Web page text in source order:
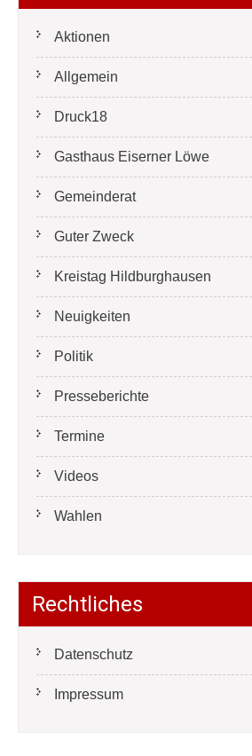
Aktionen
Allgemein
Druck18
Gasthaus Eiserner Löwe
Gemeinderat
Guter Zweck
Kreistag Hildburghausen
Neuigkeiten
Politik
Presseberichte
Termine
Videos
Wahlen
Rechtliches
Datenschutz
Impressum